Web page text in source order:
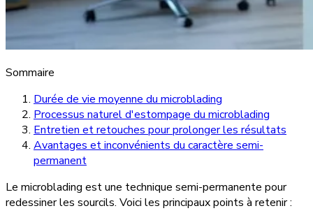
Sommaire
Durée de vie moyenne du microblading
Processus naturel d'estompage du microblading
Entretien et retouches pour prolonger les résultats
Avantages et inconvénients du caractère semi-
permanent
Le microblading est une technique semi-permanente pour
redessiner les sourcils. Voici les principaux points à retenir :